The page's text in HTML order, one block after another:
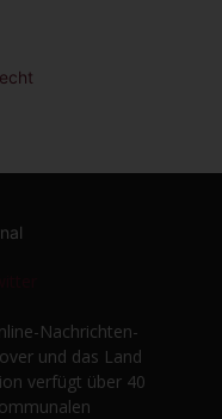
Nachrichten-
und das Land
verfügt über 40